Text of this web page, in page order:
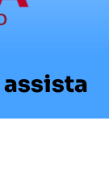
assista